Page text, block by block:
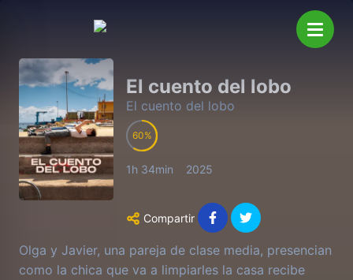
El cuento del lobo
El cuento del lobo
60
1h 34min 2025
Compartir
Olga y Javier, una pareja de clase media, presencian
como la chica que va a limpiarles la casa recibe